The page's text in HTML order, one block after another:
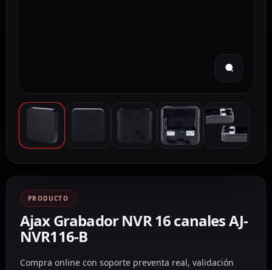
PRODUCTO
Ajax Grabador NVR 16 canales AJ-
NVR116-B
Compra online con soporte preventa real, validación